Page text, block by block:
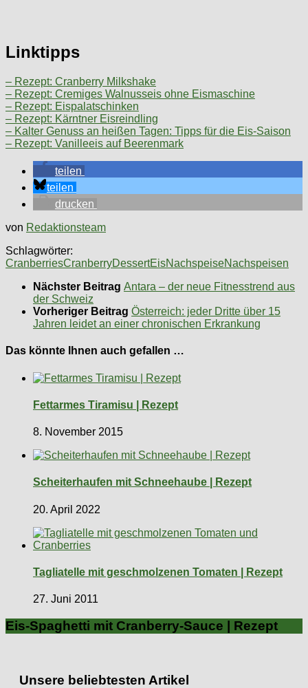
Linktipps
– Rezept: Cranberry Milkshake
– Rezept: Cremiges Walnusseis ohne Eismaschine
– Rezept: Eispalatschinken
– Rezept: Kärntner Eisreindling
– Kalter Genuss an heißen Tagen: Tipps für die Eis-Saison
– Rezept: Vanilleeis auf Beerenmark
teilen
teilen
drucken
von Redaktionsteam
Schlagwörter:
CranberriesCranberryDessertEisNachspeiseNachspeisen
Nächster Beitrag Antara – der neue Fitnesstrend aus
der Schweiz
Vorheriger Beitrag Österreich: jeder Dritte über 15
Jahren leidet an einer chronischen Erkrankung
Das könnte Ihnen auch gefallen …
Fettarmes Tiramisu | Rezept
8. November 2015
Scheiterhaufen mit Schneehaube | Rezept
20. April 2022
Tagliatelle mit geschmolzenen Tomaten | Rezept
27. Juni 2011
Eis-Spaghetti mit Cranberry-Sauce | Rezept
Unsere beliebtesten Artikel